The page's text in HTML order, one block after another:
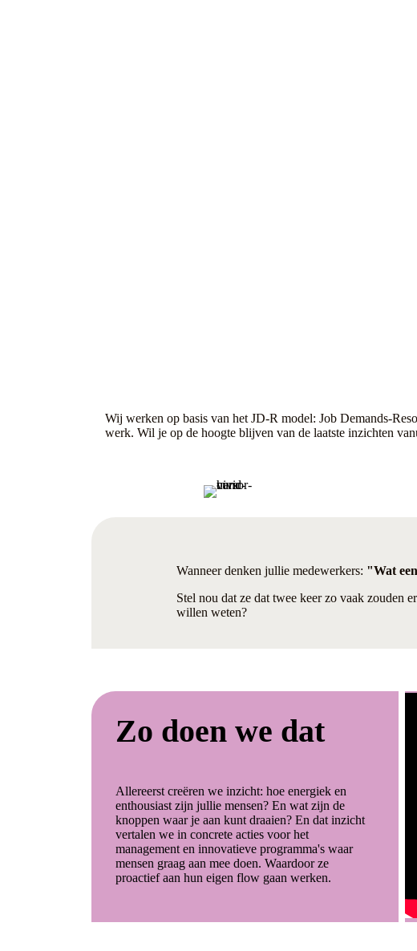
Wij werken op basis van het JD-R model: Job Demands-
werk. Wil je op de hoogte blijven van de laatste inzichten
Wanneer denken jullie medewerkers: "Wat
Stel nou dat ze dat twee keer zo vaak zouden
willen weten?
Zo doen we dat
Allereerst creëren we inzicht: hoe energiek en
enthousiast zijn jullie mensen? En wat zijn de
knoppen waar je aan kunt draaien? En dat inzicht
vertalen we in concrete acties voor het
management en innovatieve programma's waar
mensen graag aan mee doen. Waardoor ze
proactief aan hun eigen flow gaan werken.